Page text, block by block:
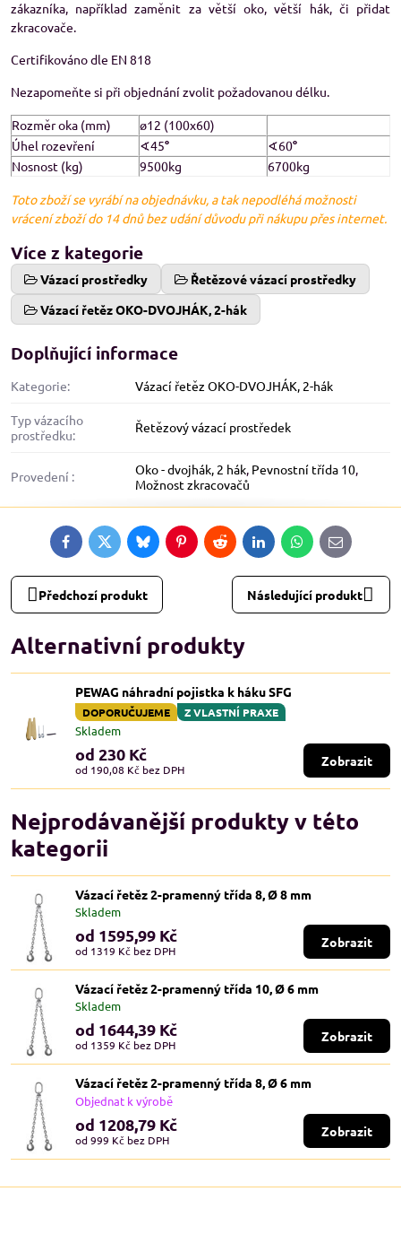
zákazníka, například zaměnit za větší oko, větší hák, či přidat
zkracovače.
Certifikováno dle EN 818
Nezapomeňte si při objednání zvolit požadovanou délku.
Rozměr oka (mm)
ø12 (100x60)
Úhel rozevření
∢45° ∢60°
Nosnost (kg)
9500kg 6700kg
Toto zboží se vyrábí na objednávku, a tak nepodléhá možnosti
vrácení zboží do 14 dnů bez udání důvodu při nákupu přes internet.
Více z kategorie
Vázací prostředky
Řetězové vázací prostředky
Vázací řetěz OKO-DVOJHÁK, 2-hák
Doplňující informace
Kategorie: Vázací řetěz OKO-DVOJHÁK, 2-hák
Typ vázacího
prostředku:
Řetězový vázací prostředek
Provedení : Oko - dvojhák, 2 hák, Pevnostní třída 10,
Možnost zkracovačů
FacebookTwitterBlueskyPinterestRedditLinkedInWhatsApp
E-
mail
Předchozí produkt Následující produkt
Alternativní produkty
PEWAG náhradní pojistka k háku SFG
DOPORUČUJEME Z VLASTNÍ PRAXE
Skladem
od 230 Kč
od 190,08 Kč bez DPH
Zobrazit
Nejprodávanější produkty v této
kategorii
Vázací řetěz 2-pramenný třída 8, Ø 8 mm
Skladem
od 1595,99 Kč
od 1319 Kč bez DPH
Zobrazit
Vázací řetěz 2-pramenný třída 10, Ø 6 mm
Skladem
od 1644,39 Kč
od 1359 Kč bez DPH
Zobrazit
Vázací řetěz 2-pramenný třída 8, Ø 6 mm
Objednat k výrobě
od 1208,79 Kč
od 999 Kč bez DPH
Zobrazit